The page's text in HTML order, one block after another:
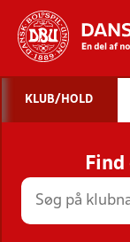
KLUB/HOLD